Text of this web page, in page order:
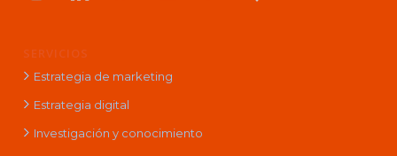
SERVICIOS
Estrategia de marketing
Estrategia digital
Investigación y conocimiento